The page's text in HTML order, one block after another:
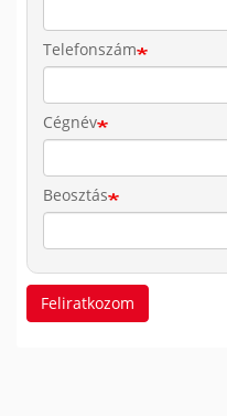
Telefonszám
Cégnév
Beosztás
Feliratkozom